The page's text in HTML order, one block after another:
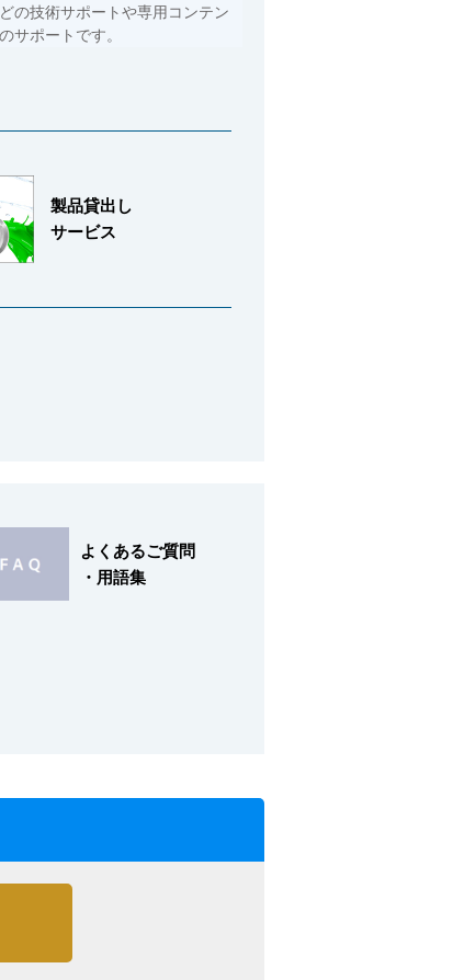
の技術サポートや専用コンテン
サポートです。
製品貸出し
サービス
よくあるご質問
・用語集